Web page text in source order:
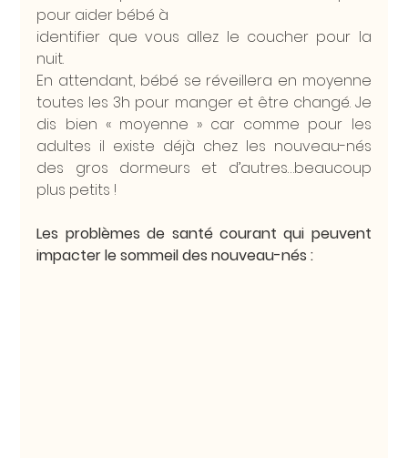
pour aider bébé à
identifier que vous allez le coucher pour la
nuit.
En attendant, bébé se réveillera en moyenne
toutes les 3h pour manger et être changé. Je
dis bien « moyenne » car comme pour les
adultes il existe déjà chez les nouveau-nés
des gros dormeurs et d’autres…beaucoup
plus petits !
Les problèmes de santé courant qui peuvent
impacter le sommeil des nouveau-nés :